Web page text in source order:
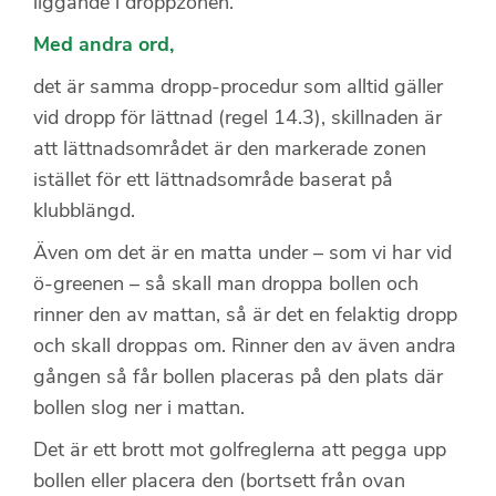
Med andra ord,
det är samma dropp-procedur som alltid gäller
vid dropp för lättnad (regel 14.3), skillnaden är
att lättnadsområdet är den markerade zonen
istället för ett lättnadsområde baserat på
klubblängd.
Även om det är en matta under – som vi har vid
ö-greenen – så skall man droppa bollen och
rinner den av mattan, så är det en felaktig dropp
och skall droppas om. Rinner den av även andra
gången så får bollen placeras på den plats där
bollen slog ner i mattan.
Det är ett brott mot golfreglerna att pegga upp
bollen eller placera den (bortsett från ovan